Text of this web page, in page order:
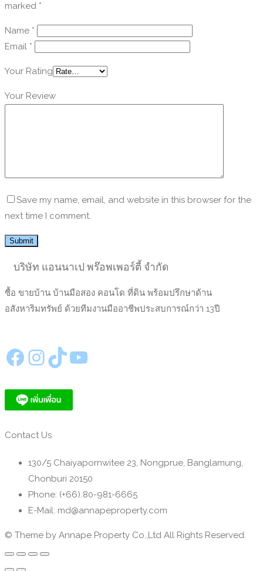
marked *
Name *
Email *
Your Rating
Your Review
Save my name, email, and website in this browser for the
next time I comment.
บริษัท แอนนาเป พร๊อพเพอร์ตี้ จำกัด
ซื้อ ขายบ้าน บ้านมือสอง คอนโด ที่ดิน พร้อมปรึกษาด้าน
อสังหาริมทรัพย์ ด้วยทีมงานมืออาชีพประสบการณ์กว่า 13ปี
https://www.facebook.com/annapeproperty InstagramTikTok YouTube
Contact Us
130/5 Chaiyapornwitee 23, Nongprue, Banglamung,
Chonburi 20150
Phone: (+66) 80-981-6665
E-Mail: md@annapeproperty.com
© Theme by Annape Property Co.,Ltd All Rights Reserved.